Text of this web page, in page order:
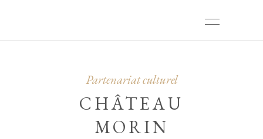
Partenariat culturel
CHÂTEAU
MORIN